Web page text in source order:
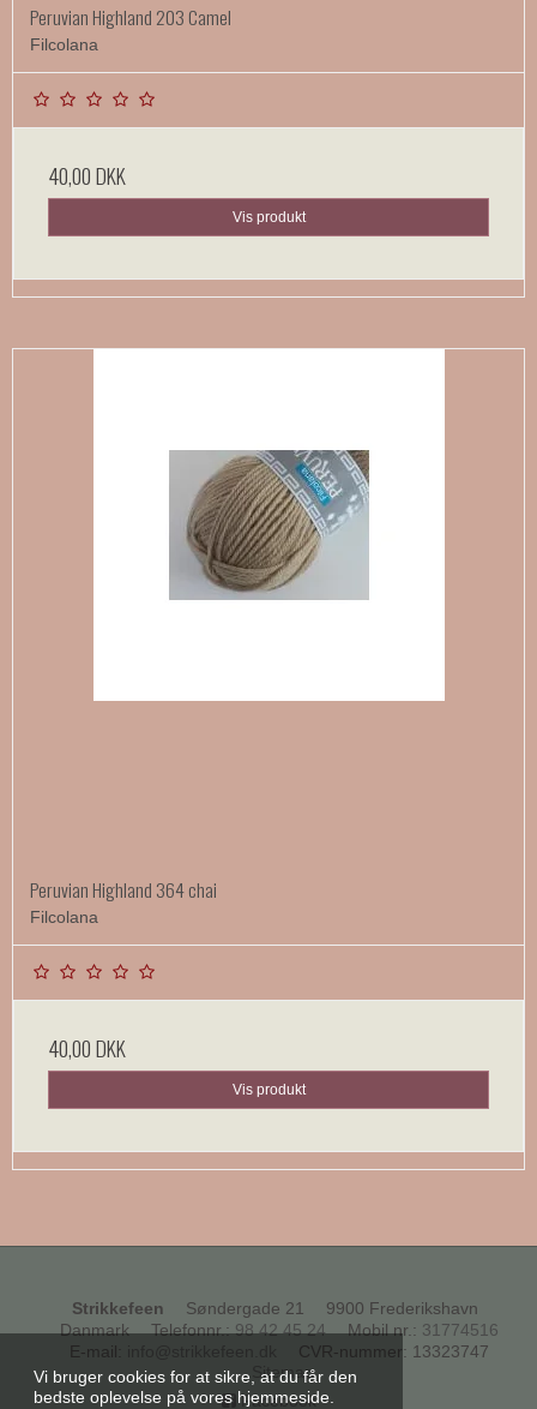
Vi bruger cookies for at sikre, at du får den
bedste oplevelse på vores hjemmeside.
Peruvian Highland 203 Camel
Filcolana
40,00 DKK
Vis produkt
Peruvian Highland 364 chai
Filcolana
40,00 DKK
Vis produkt
Strikkefeen Søndergade 21
9900 Frederikshavn
Danmark
Telefonnr.: 98 42 45 24 Mobil nr. : 31774516
E-mail
CVR-nummer: 13323747
Sitemap
Facebook